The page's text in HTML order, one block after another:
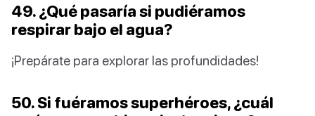
49. ¿Qué pasaría si pudiéramos
respirar bajo el agua?
¡Prepárate para explorar las profundidades!
50. Si fuéramos superhéroes, ¿cuál